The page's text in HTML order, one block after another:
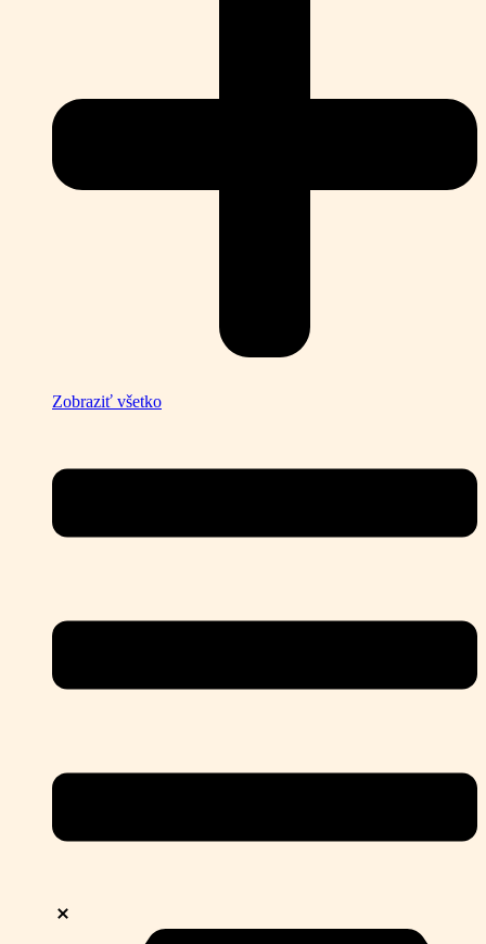
Zobraziť všetko